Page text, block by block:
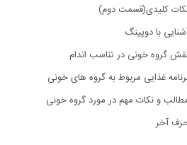
کلیدی(قسمت دوم)
با دوپینگ
گروه خونی در تناسب اندام
غذایی مربوط به گروه های خونی
و نکات مهم در مورد گروه خونی
آخر